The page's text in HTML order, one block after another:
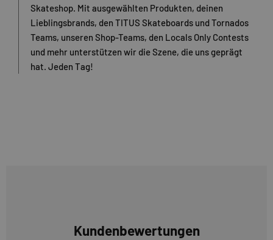
Skateshop. Mit ausgewählten Produkten, deinen
Lieblingsbrands, den TITUS Skateboards und Tornados
Teams, unseren Shop-Teams, den Locals Only Contests
und mehr unterstützen wir die Szene, die uns geprägt
hat. Jeden Tag!
Kundenbewertungen